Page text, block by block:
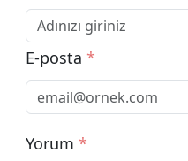
E-posta *
Yorum *